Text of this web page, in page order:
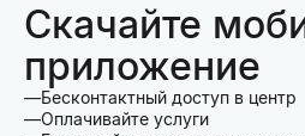
Скачайте
приложение
Бесконтактный доступ в центр
Оплачивайте услуги